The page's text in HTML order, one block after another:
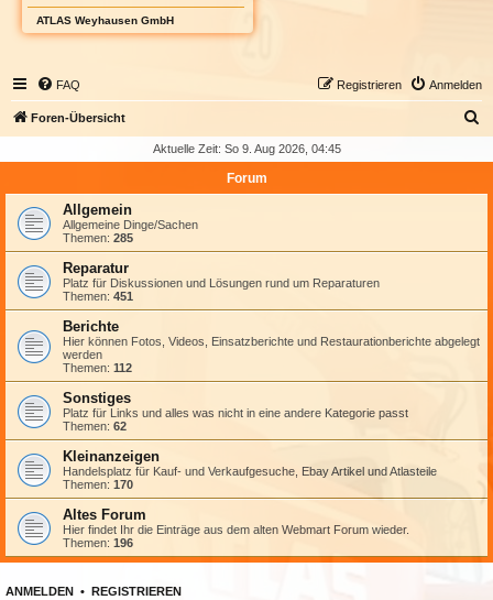
ATLAS Weyhausen GmbH
FAQ Anmelden
Registrieren
Foren-Übersicht
h
Aktuelle Zeit: So 9. Aug 2026, 04:45
Forum
Allgemein
Allgemeine Dinge/Sachen
Themen: 285
Reparatur
Platz für Diskussionen und Lösungen rund um Reparaturen
Themen: 451
Berichte
Hier können Fotos, Videos, Einsatzberichte und Restaurationberichte abgelegt
werden
Themen: 112
Sonstiges
Platz für Links und alles was nicht in eine andere Kategorie passt
Themen: 62
Kleinanzeigen
Handelsplatz für Kauf- und Verkaufgesuche, Ebay Artikel und Atlasteile
Themen: 170
Altes Forum
Hier findet Ihr die Einträge aus dem alten Webmart Forum wieder.
Themen: 196
ANMELDEN • REGISTRIEREN